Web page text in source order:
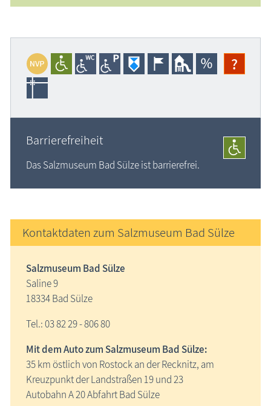
?
Barrierefreiheit
Das Salzmuseum Bad Sülze ist barrierefrei.
Kontaktdaten zum Salzmuseum Bad Sülze
Salzmuseum Bad Sülze
Saline 9
18334 Bad Sülze
Tel.: 03 82 29 - 806 80
Mit dem Auto zum Salzmuseum Bad Sülze:
35 km östlich von Rostock an der Recknitz, am
Kreuzpunkt der Landstraßen 19 und 23
Autobahn A 20 Abfahrt Bad Sülze